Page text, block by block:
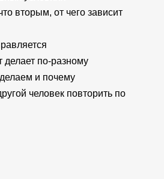
вторым, от чего зависит
делает по-разному
и почему
человек повторить по